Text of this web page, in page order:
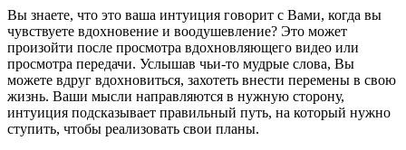
Вы знаете, что это ваша интуиция говорит с Вами, когда вы
чувствуете вдохновение и воодушевление? Это может
произойти после просмотра вдохновляющего видео или
просмотра передачи. Услышав чьи-то мудрые слова, Вы
можете вдруг вдохновиться, захотеть внести перемены в свою
жизнь. Ваши мысли направляются в нужную сторону,
интуиция подсказывает правильный путь, на который нужно
ступить, чтобы реализовать свои планы.